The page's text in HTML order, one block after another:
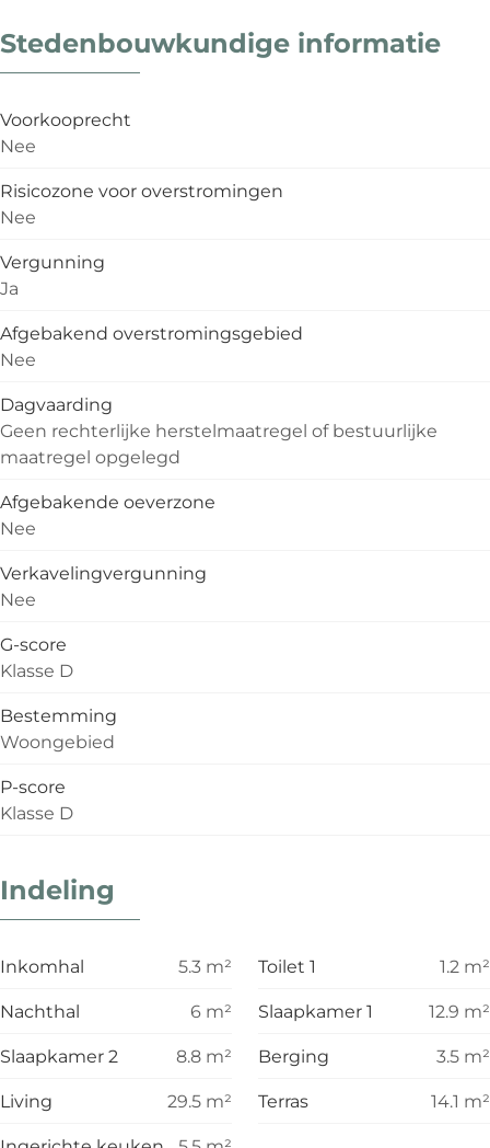
Stedenbouwkundige informatie
Voorkooprecht
Nee
Risicozone voor overstromingen
Nee
Vergunning
Ja
Afgebakend overstromingsgebied
Nee
Dagvaarding
Geen rechterlijke herstelmaatregel of bestuurlijke
maatregel opgelegd
Afgebakende oeverzone
Nee
Verkavelingvergunning
Nee
G-score
Klasse D
Bestemming
Woongebied
P-score
Klasse D
Indeling
Inkomhal 5.3 m² Toilet 1 1.2 m²
Nachthal
6 m² Slaapkamer 1 12.9 m²
Slaapkamer 2
8.8 m² Berging 3.5 m²
Living
29.5 m² Terras 14.1 m²